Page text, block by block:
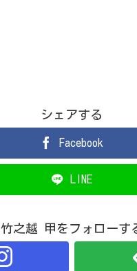
シェアする
Facebook
LINE
竹之越 甲をフォローす